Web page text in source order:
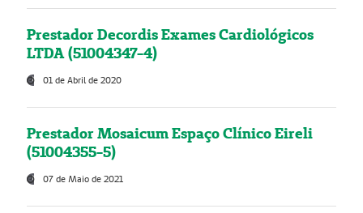
Prestador Decordis Exames Cardiológicos
LTDA (51004347-4)
01 de Abril de 2020
Prestador Mosaicum Espaço Clínico Eireli
(51004355-5)
07 de Maio de 2021